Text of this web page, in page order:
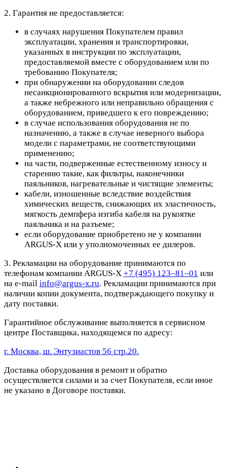
2. Гарантия не предоставляется:
в случаях нарушения Покупателем правил
эксплуатации, хранения и транспортировки,
указанных в инструкции по эксплуатации,
предоставляемой вместе с оборудованием или по
требованию Покупателя;
при обнаружении на оборудовании следов
несанкционированного вскрытия или модернизации,
а также небрежного или неправильно обращения с
оборудованием, приведшего к его повреждению;
в случае использования оборудования не по
назначению, а также в случае неверного выбора
модели с параметрами, не соответствующими
применению;
на части, подверженные естественному износу и
старению такие, как фильтры, наконечники
паяльников, нагревательные и чистящие элементы;
кабели, изношенные вследствие воздействия
химических веществ, снижающих их эластичность,
мягкость демпфера изгиба кабеля на рукоятке
паяльника и на разъеме;
если оборудование приобретено не у компании
ARGUS-X или у уполномоченных ее дилеров.
3. Рекламации на оборудование принимаются по
телефонам компании ARGUS-X +7 (495) 123–81–01 или
на e-mail info@argus-x.ru. Рекламации принимаются при
наличии копии документа, подтверждающего покупку и
дату поставки.
Гарантийное обслуживание выполняется в сервисном
центре Поставщика, находящемся по адресу:
г. Москва, ш. Энтузиастов 56 стр.20.
Доставка оборудования в ремонт и обратно
осуществляется силами и за счет Покупателя, если иное
не указано в Договоре поставки.